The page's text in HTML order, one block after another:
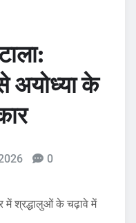
अयोध्या के
0
में श्रद्धालुओं के चढ़ावे में